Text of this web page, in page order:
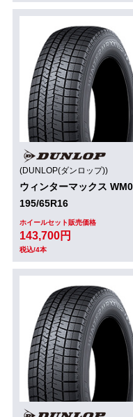
(DUNLOP(ダンロップ))
ウィンターマックス
195/65R16
ホイールセット販売価格
143,700円
税込/4本